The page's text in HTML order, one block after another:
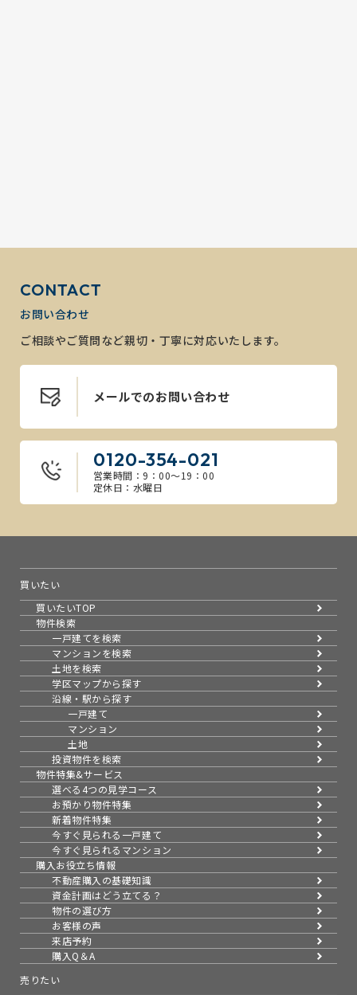
CONTACT
お問い合わせ
ご相談やご質問など親切・丁寧に対応いたします。
メールでのお問い合わせ
0120-354-021
営業時間：9：00～19：00
定休日：水曜日
買いたい
買いたいTOP
物件検索
一戸建てを検索
マンションを検索
土地を検索
学区マップから探す
沿線・駅から探す
一戸建て
マンション
土地
投資物件を検索
物件特集&サービス
選べる4つの見学コース
お預かり物件特集
新着物件特集
今すぐ見られる一戸建て
今すぐ見られるマンション
購入お役立ち情報
不動産購入の基礎知識
資金計画はどう立てる？
物件の選び方
お客様の声
来店予約
購入Q＆A
売りたい